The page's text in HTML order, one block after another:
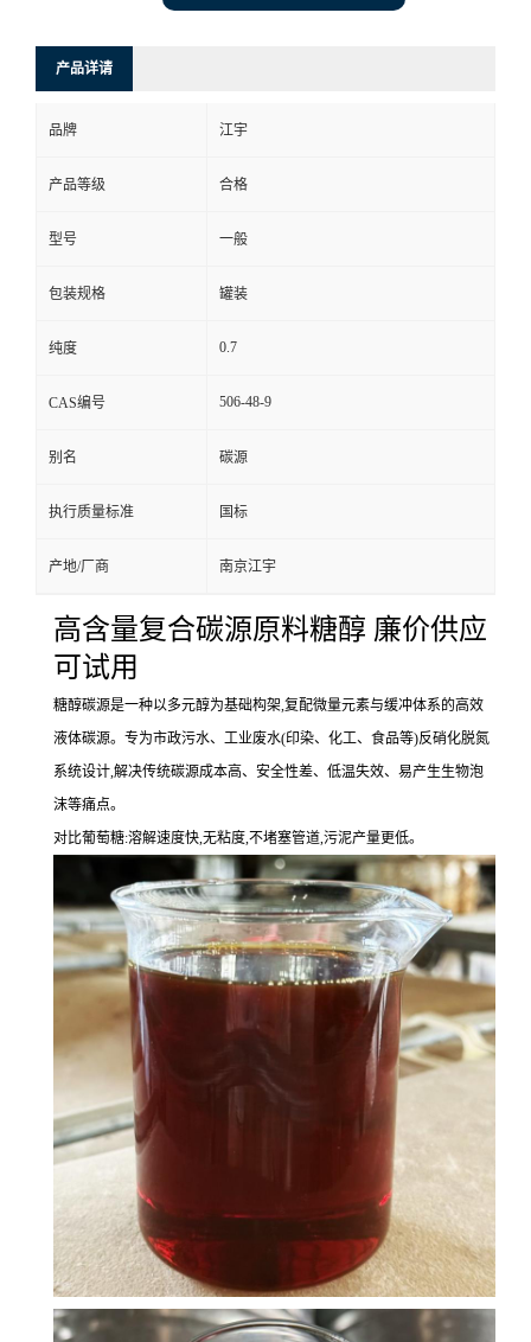
产品详请
品牌 江宇
产品等级 合格
型号 一般
包装规格 罐装
纯度 0.7
CAS编号 506-48-9
别名 碳源
执行质量标准 国标
产地/厂商 南京江宇
高含量复合碳源原料糖醇 廉价供应
可试用
糖醇碳源是一种以多元醇为基础构架,复配微量元素与缓冲体系的高效
液体碳源。专为市政污水、工业废水(印染、化工、食品等)反硝化脱氮
系统设计,解决传统碳源成本高、安全性差、低温失效、易产生生物泡
沫等痛点。
对比葡萄糖:溶解速度快,无粘度,不堵塞管道,污泥产量更低。